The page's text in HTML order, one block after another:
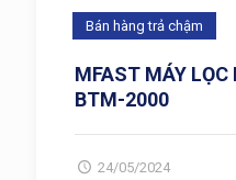
Bán hàng trả chậm
MFAST MÁY LỌC
BTM-2000
24/05/2024